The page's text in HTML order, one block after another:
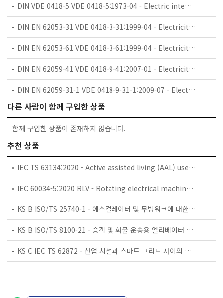
DIN VDE 0418-5 VDE 0418-5:1973-04 - Electric integrating meters Telemetering devices
DIN EN 62053-31 VDE 0418-3-31:1999-04 - Electricity metering equipment (a.c.) Particular requirements - Pulse output devices for electromechanical and electronic meters (two wires only)
DIN EN 62053-61 VDE 0418-3-61:1999-04 - Electricity metering equipment (a.c.) Particular requirements - Power consumption and voltage requirements
DIN EN 62059-41 VDE 0418-9-41:2007-01 - Electricity metering equipment - Dependability Part 41: Reliability prediction
DIN EN 62059-31-1 VDE 0418-9-31-1:2009-07 - Electricity metering equipment � Dependability Part 31-1: Accelerated reliability testing � Elevated temperature and humidity
다른 사람이 함께 구입한 상품
함께 구입한 상품이 존재하지 않습니다.
추천 상품
IEC TS 63134:2020 - Active assisted living (AAL) use cases
IEC 60034-5:2020 RLV - Rotating electrical machines - Part 5: Degrees of protection provided by the integral design of rotating electrical machines (IP code) - Classification
KS B ISO/TS 25740-1 - 에스컬레이터 및 무빙워크에 대한 안전요건 — 제1부: 세계공통 필수 안전요건(GESRs)
KS B ISO/TS 8100-21 - 승객 및 화물 운송용 엘리베이터 —제21부: 세계공통 필수안전요건(GESRs)을 충족하는 세계공통 안전 파라미터(GSPs)
KS C IEC TS 62872 - 산업 시설과 스마트 그리드 사이의 산업 공정 측정, 제어 및 자동화 시스템 인터페이스